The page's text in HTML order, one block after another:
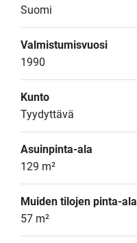
Suomi
Valmistumisvuosi
1990
Kunto
Tyydyttävä
Asuinpinta-ala
129 m²
Muiden tilojen pinta-ala
57 m²